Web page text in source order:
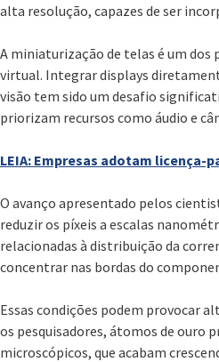
alta resolução, capazes de ser
A miniaturização de telas é um dos
virtual. Integrar displays
visão tem sido um desafio
priorizam recursos como áudio e
LEIA: Empresas adotam licença-
O avanço apresentado pelos
reduzir os píxeis a escalas
relacionadas à distribuição da
concentrar nas bordas do
Essas condições podem provocar
os pesquisadores, átomos de ouro
microscópicos, que acabam